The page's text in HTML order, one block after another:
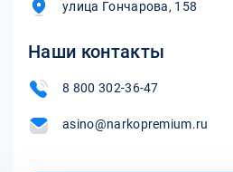
улица Гончарова, 158
Наши контакты
8 800 302-36-47
asino@narkopremium.ru